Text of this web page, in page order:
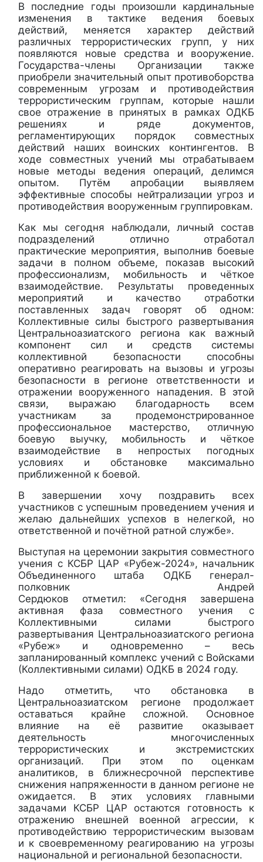
В последние годы произошли кардинальные
изменения в тактике ведения боевых
действий, меняется характер действий
различных террористических групп, у них
появляются новые средства и вооружение.
Государства-члены Организации также
приобрели значительный опыт противоборства
современным угрозам и противодействия
террористическим группам, которые нашли
свое отражение в принятых в рамках ОДКБ
решениях и ряде документов,
регламентирующих порядок совместных
действий наших воинских контингентов. В
ходе совместных учений мы отрабатываем
новые методы ведения операций, делимся
опытом. Путём апробации выявляем
эффективные способы нейтрализации угроз и
противодействия вооруженным группировкам.
Как мы сегодня наблюдали, личный состав
подразделений отлично отработал
практические мероприятия, выполнив боевые
задачи в полном объеме, показав высокий
профессионализм, мобильность и чёткое
взаимодействие. Результаты проведенных
мероприятий и качество отработки
поставленных задач говорят об одном:
Коллективные силы быстрого развертывания
Центральноазиатского региона как важный
компонент сил и средств системы
коллективной безопасности способны
оперативно реагировать на вызовы и угрозы
безопасности в регионе ответственности и
отражении вооруженного нападения. В этой
связи, выражаю благодарность всем
участникам за продемонстрированное
профессиональное мастерство, отличную
боевую выучку, мобильность и чёткое
взаимодействие в непростых погодных
условиях и обстановке максимально
приближенной к боевой.
В завершении хочу поздравить всех
участников с успешным проведением учения и
желаю дальнейших успехов в нелегкой, но
ответственной и почётной ратной службе».
Выступая на церемонии закрытия совместного
учения с КСБР ЦАР «Рубеж-2024», начальник
Объединенного штаба ОДКБ генерал-
полковник Андрей
Сердюков отметил: «Сегодня завершена
активная фаза совместного учения с
Коллективными силами быстрого
развертывания Центральноазиатского региона
«Рубеж» и одновременно – весь
запланированный комплекс учений с Войсками
(Коллективными силами) ОДКБ в 2024 году.
Надо отметить, что обстановка в
Центральноазиатском регионе продолжает
оставаться крайне сложной. Основное
влияние на её развитие оказывает
деятельность многочисленных
террористических и экстремистских
организаций. При этом по оценкам
аналитиков, в ближнесрочной перспективе
снижения напряженности в данном регионе не
ожидается. В этих условиях главными
задачами КСБР ЦАР остаются готовность к
отражению внешней военной агрессии, к
противодействию террористическим вызовам
и к своевременному реагированию на угрозы
национальной и региональной безопасности.